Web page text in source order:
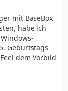
mit BaseBox
habe ich
Geburtstags
dem Vorbild